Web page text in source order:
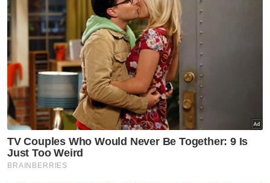
Nasional
Shabery bimbang PM terima
maklumat kurang tepat
mengenai aset Felda di London
Nasional
RCI TH: AMK gesa SPRM, PDRM
jejak aliran wang, dakwa
dalang sembunyikan maklumat
Nasional